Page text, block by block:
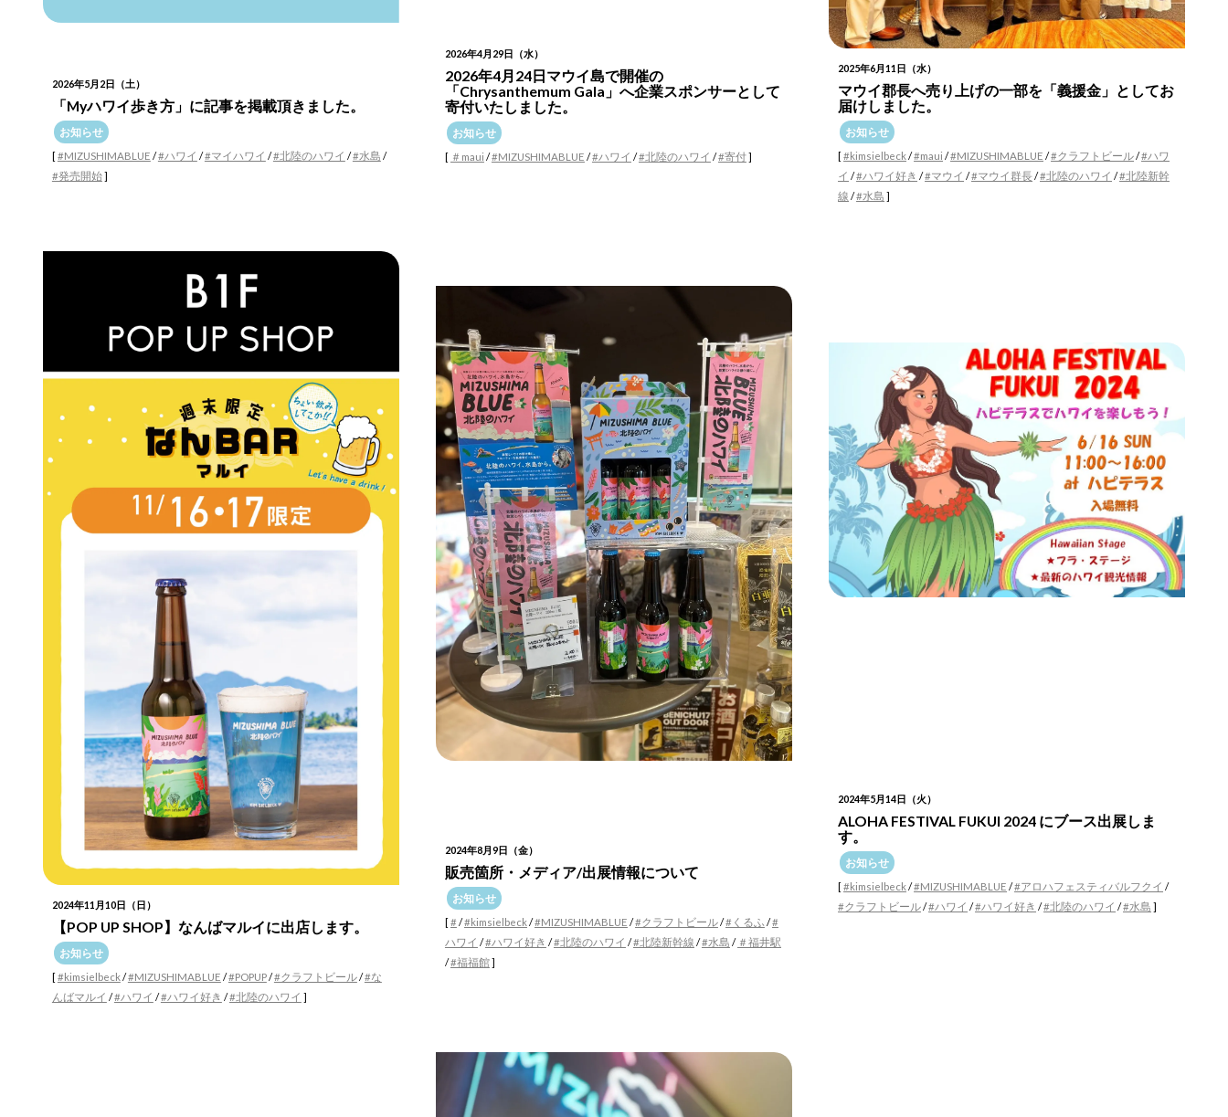
2026年5月2日（土）
「Myハワイ歩き方」に記事を掲載頂きました。
お知らせ
[#MIZUSHIMABLUE /#ハワイ /#マイハワイ /#北陸のハワイ /#水島 /
#発売開始]
2026年4月29日（水）
2026年4月24日マウイ島で開催の
「Chrysanthemum Gala」へ企業スポンサーとして
寄付いたしました。
お知らせ
[ ＃maui /#MIZUSHIMABLUE /#ハワイ /#北陸のハワイ /#寄付]
2025年6月11日（水）
マウイ郡長へ売り上げの一部を「義援金」としてお
届けしました。
お知らせ
[#kimsielbeck/#maui /#MIZUSHIMABLUE /#クラフトビール/#ハワ
イ /#ハワイ好き /#マウイ /#マウイ群長/#北陸のハワイ /#北陸新幹
線 /#水島 ]
2024年11月10日（日）
【POP UP SHOP】なんばマルイに出店します。
お知らせ
[#kimsielbeck/#MIZUSHIMABLUE /#POPUP/#クラフトビール/#な
んばマルイ /#ハワイ /#ハワイ好き /#北陸のハワイ ]
2024年8月9日（金）
販売箇所・メディア/出展情報について
お知らせ
[#/#kimsielbeck/#MIZUSHIMABLUE /#クラフトビール/#くるふ /#
ハワイ /#ハワイ好き /#北陸のハワイ /#北陸新幹線 /#水島 / ＃福井駅
/#福福館]
2024年5月14日（火）
ALOHA FESTIVAL FUKUI 2024 にブース出展しま
す。
お知らせ
[#kimsielbeck /#MIZUSHIMABLUE /#アロハフェスティバルフクイ /
#クラフトビール /#ハワイ /#ハワイ好き /#北陸のハワイ /#水島 ]